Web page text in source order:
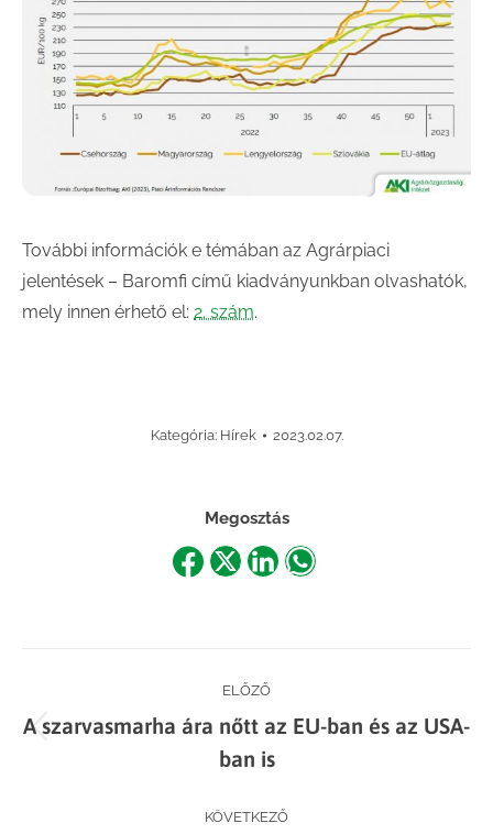
További információk e témában az Agrárpiaci
jelentések – Baromfi című kiadványunkban olvashatók,
mely innen érhető el: 2. szám.
Kategória: Hírek 2023.02.07.
Megosztás
ShareShareShareShare
navigation
ELŐZŐ
Previous
post:
A szarvasmarha ára nőtt az EU-ban és az USA-
ban is
KÖVETKEZŐ